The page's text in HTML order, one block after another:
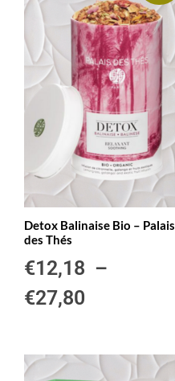
Detox Balinaise Bio – Palais
des Thés
€12,18 –
€27,80